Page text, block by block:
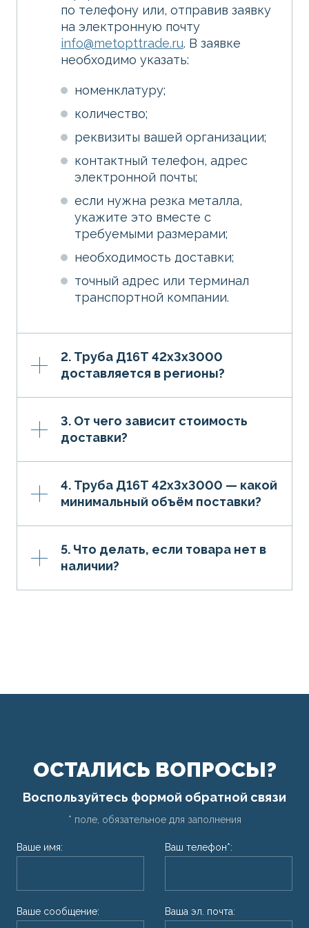
по телефону или, отправив заявку
на электронную почту
info@metopttrade.ru. В заявке
необходимо указать:
номенклатуру;
количество;
реквизиты вашей организации;
контактный телефон, адрес
электронной почты;
если нужна резка металла,
укажите это вместе с
требуемыми размерами;
необходимость доставки;
точный адрес или терминал
транспортной компании.
2. Труба Д16Т 42х3х3000
доставляется в регионы?
3. От чего зависит стоимость
доставки?
4. Труба Д16Т 42х3х3000 — какой
минимальный объём поставки?
5. Что делать, если товара нет в
наличии?
ОСТАЛИСЬ ВОПРОСЫ?
Воспользуйтесь формой обратной связи
* поле, обязательное для заполнения
Ваше имя:
Ваше сообщение:
Ваш телефон*:
Ваша эл. почта: